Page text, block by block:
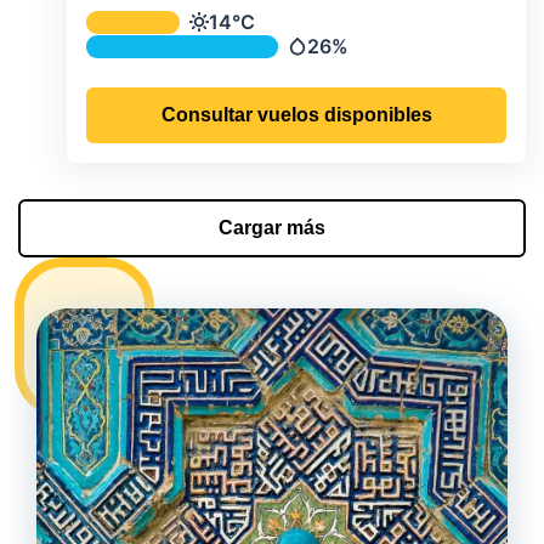
Temperatura y precipitación media
Temperatura
14°C
Precipitación
26%
Consultar vuelos disponibles
Cargar más